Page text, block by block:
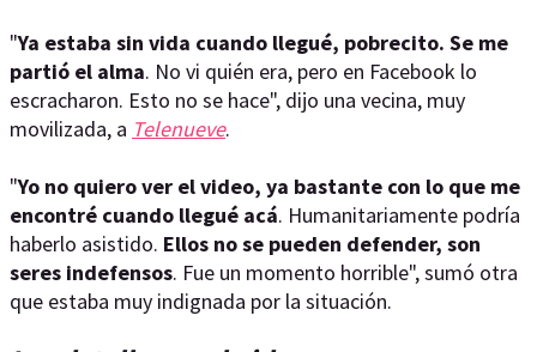
"Ya estaba sin vida cuando llegué, pobrecito. Se me
partió el alma. No vi quién era, pero en Facebook lo
escracharon. Esto no se hace", dijo una vecina, muy
movilizada, a Telenueve.
"Yo no quiero ver el video, ya bastante con lo que me
encontré cuando llegué acá. Humanitariamente podría
haberlo asistido. Ellos no se pueden defender, son
seres indefensos. Fue un momento horrible", sumó otra
que estaba muy indignada por la situación.